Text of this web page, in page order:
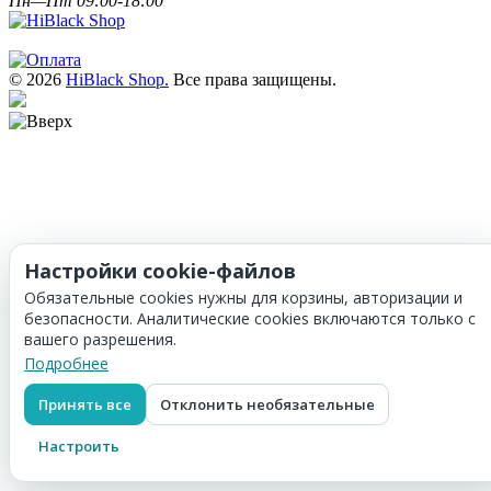
© 2026 HiBlack Shop. Все права защищены.
Настройки cookie-файлов
Обязательные cookies нужны для корзины, авторизации и
безопасности. Аналитические cookies включаются только с
вашего разрешения.
Подробнее
Принять все Отклонить необязательные
Настроить